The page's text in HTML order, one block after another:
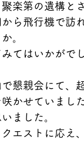
楽第の遺構と
ら飛行機で訪
。
てはいかがで
懇親会にて、
かせていました
ました。
エストに応え